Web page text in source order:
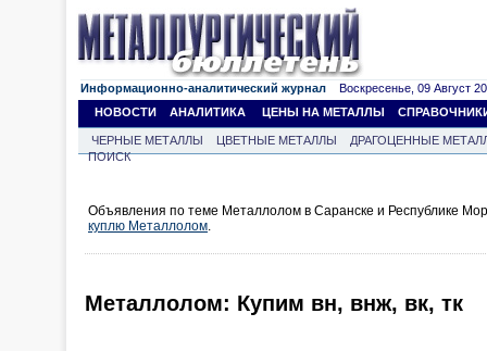
Информационно-аналитический журнал Воскресенье, 09 Август
НОВОСТИ
АНАЛИТИКА ЦЕНЫ НА МЕТАЛЛЫ
ЧЕРНЫЕ МЕТАЛЛЫ ЦВЕТНЫЕ МЕТАЛЛЫ
ДРАГОЦЕННЫЕ
ПОИСК
Объявления по теме Металлолом в Саранске и Республике
куплю Металлолом.
Металлолом: Купим вн, внж, вк, тк